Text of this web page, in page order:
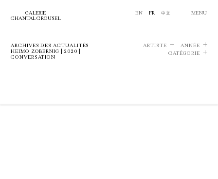
GALERIE
CHANTAL CROUSEL
EN FR 中文 MENU
ARCHIVES DES ACTUALITÉS
HEIMO ZOBERNIG | 2020 |
CONVERSATION
ARTISTE
ANNÉE
CATÉGORIE